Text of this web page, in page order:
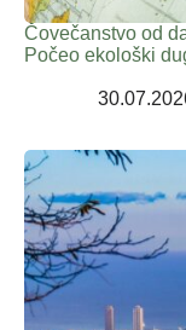
Čovečanstvo od
Počeo ekološki